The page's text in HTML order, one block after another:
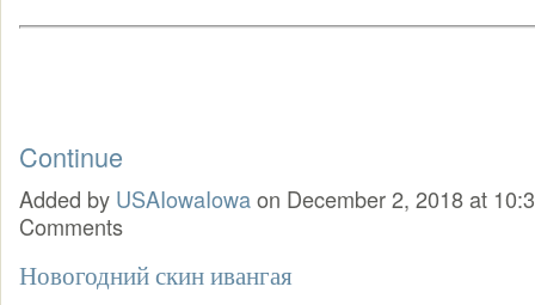
Continue
Added by USAIowaIowaon December 2, 2018 at
Comments
Новогодний скин ивангая